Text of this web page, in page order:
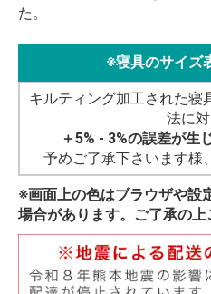
た。
※寝具のサイズ
キルティング加工された寝
法に
＋5% - 3%の誤差が生
予めご了承下さいます様
※画面上の色はブラウザや設
場合があります。ご了承の上